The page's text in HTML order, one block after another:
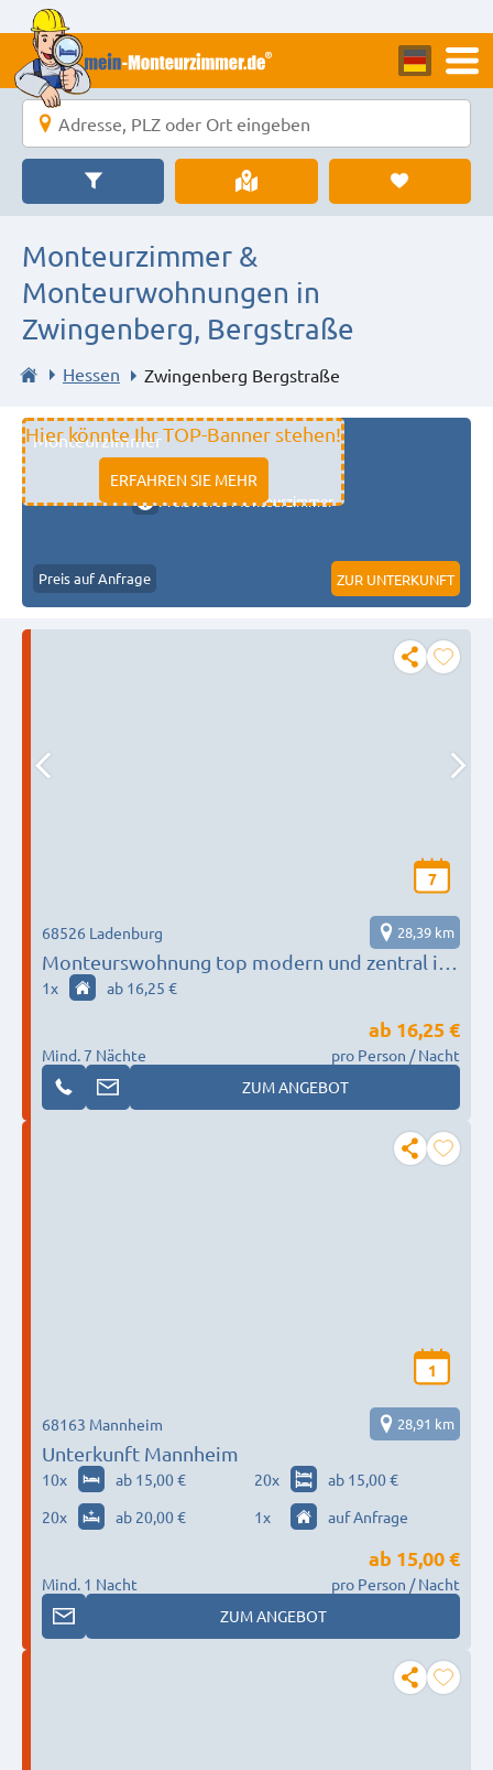
Monteurzimmer &
Monteurwohnungen in
Zwingenberg, Bergstraße
Hessen Zwingenberg Bergstraße
Hier könnte Ihr TOP-Banner stehen!
ERFAHREN SIE MEHR
Monteurzimmer
11333 fulda
Preiswerte Monteurzimmer
Preis auf Anfrage ZUR UNTERKUNFT
7
Monteurswohnung top modern und zentral in
Ladenburg
68526 Ladenburg 28,39 km
1x ab 16,25 €
Mind. 7 Nächte
ab 16,25 €
pro Person / Nacht
ZUM ANGEBOT
1
Unterkunft Mannheim
68163 Mannheim 28,91 km
10x ab 15,00 € 20x
ab 15,00 €
20x ab 20,00 € 1x auf Anfrage
Mind. 1 Nacht
ab 15,00 €
pro Person / Nacht
ZUM ANGEBOT